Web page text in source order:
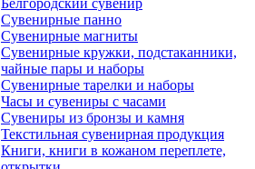
Белгородский сувенир
Сувенирные панно
Сувенирные магниты
Сувенирные кружки, подстаканники,
чайные пары и наборы
Сувенирные тарелки и наборы
Часы и сувениры с часами
Сувениры из бронзы и камня
Текстильная сувенирная продукция
Книги, книги в кожаном переплете,